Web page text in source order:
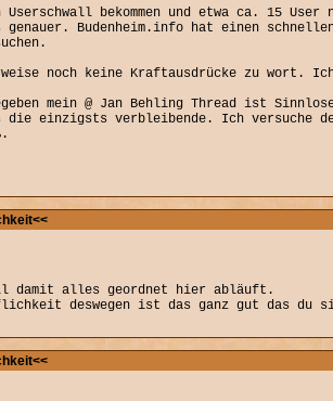
bekommen und etwa ca. 15 User
Budenheim.info hat einen
noch keine Kraftausdrücke zu
mein @ Jan Behling Thread ist
die einzigsts verbleibende. Ich versuche
damit alles geordnet hier abläuft.
deswegen ist das ganz gut das du